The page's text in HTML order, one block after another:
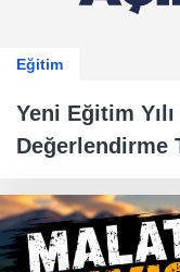
Eğitim
Yeni Eğitim
Değerlendirme